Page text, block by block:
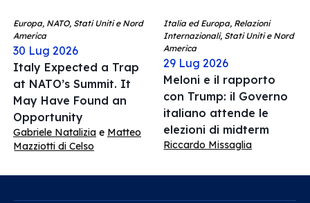
Europa, NATO, Stati Uniti e Nord
America
30 Lug 2026
Italy Expected a Trap
at NATO’s Summit. It
May Have Found an
Opportunity
Gabriele Natalizia e Matteo
Mazziotti di Celso
Italia ed Europa, Relazioni
Internazionali, Stati Uniti e Nord
America
29 Lug 2026
Meloni e il rapporto
con Trump: il Governo
italiano attende le
elezioni di midterm
Riccardo Missaglia